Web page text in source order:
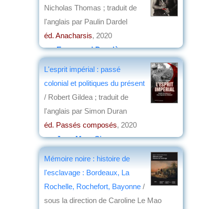
Nicholas Thomas ; traduit de
l'anglais par Paulin Dardel
éd. Anacharsis, 2020
parEmmanuel Desclèves
L'esprit impérial : passé
colonial et politiques du présent
/ Robert Gildea ; traduit de
l'anglais par Simon Duran
éd. Passés composés, 2020
parJean-Marc Simon
Mémoire noire : histoire de
l'esclavage : Bordeaux, La
Rochelle, Rochefort, Bayonne /
sous la direction de Caroline Le Mao